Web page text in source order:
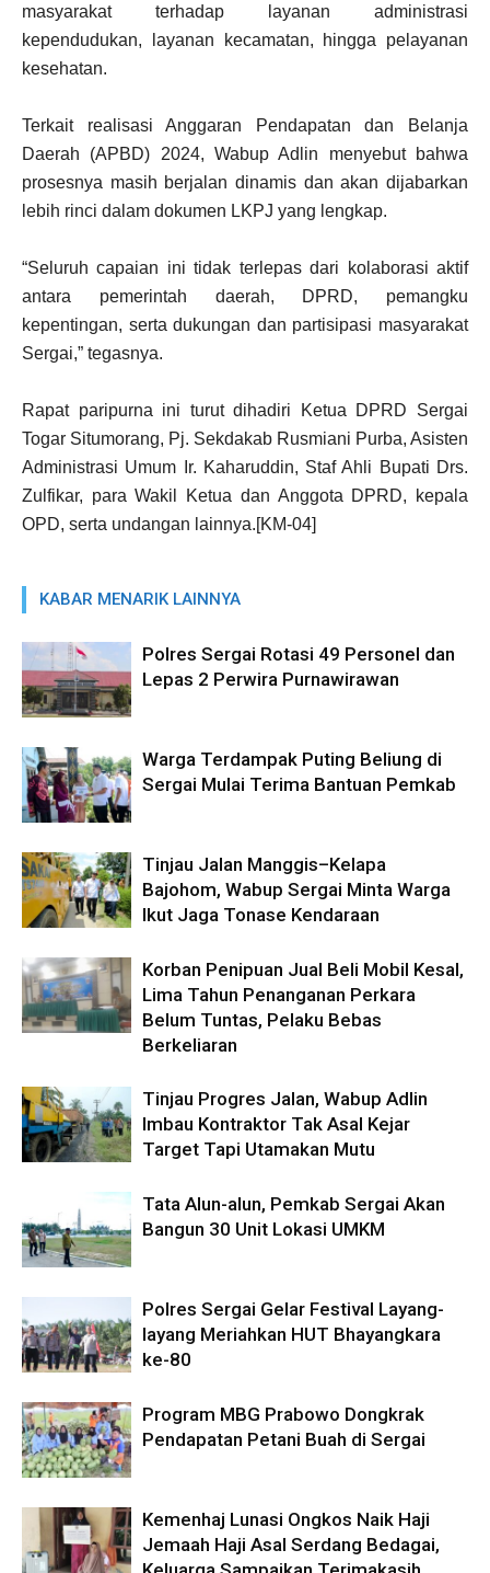
masyarakat terhadap layanan administrasi
kependudukan, layanan kecamatan, hingga pelayanan
kesehatan.
Terkait realisasi Anggaran Pendapatan dan Belanja
Daerah (APBD) 2024, Wabup Adlin menyebut bahwa
prosesnya masih berjalan dinamis dan akan dijabarkan
lebih rinci dalam dokumen LKPJ yang lengkap.
“Seluruh capaian ini tidak terlepas dari kolaborasi aktif
antara pemerintah daerah, DPRD, pemangku
kepentingan, serta dukungan dan partisipasi masyarakat
Sergai,” tegasnya.
Rapat paripurna ini turut dihadiri Ketua DPRD Sergai
Togar Situmorang, Pj. Sekdakab Rusmiani Purba, Asisten
Administrasi Umum Ir. Kaharuddin, Staf Ahli Bupati Drs.
Zulfikar, para Wakil Ketua dan Anggota DPRD, kepala
OPD, serta undangan lainnya.[KM-04]
KABAR MENARIK LAINNYA
Polres Sergai Rotasi 49 Personel dan
Lepas 2 Perwira Purnawirawan
Warga Terdampak Puting Beliung di
Sergai Mulai Terima Bantuan Pemkab
Tinjau Jalan Manggis–Kelapa
Bajohom, Wabup Sergai Minta Warga
Ikut Jaga Tonase Kendaraan
Korban Penipuan Jual Beli Mobil Kesal,
Lima Tahun Penanganan Perkara
Belum Tuntas, Pelaku Bebas
Berkeliaran
Tinjau Progres Jalan, Wabup Adlin
Imbau Kontraktor Tak Asal Kejar
Target Tapi Utamakan Mutu
Tata Alun-alun, Pemkab Sergai Akan
Bangun 30 Unit Lokasi UMKM
Polres Sergai Gelar Festival Layang-
layang Meriahkan HUT Bhayangkara
ke-80
Program MBG Prabowo Dongkrak
Pendapatan Petani Buah di Sergai
Kemenhaj Lunasi Ongkos Naik Haji
Jemaah Haji Asal Serdang Bedagai,